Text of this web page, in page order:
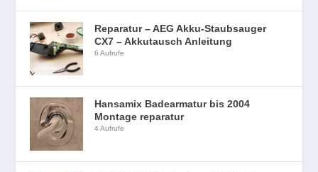
Reparatur – AEG Akku-Staubsauger
CX7 – Akkutausch Anleitung
6 Aufrufe
Hansamix Badearmatur bis 2004
Montage reparatur
4 Aufrufe